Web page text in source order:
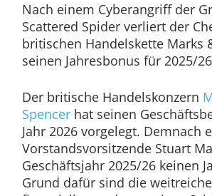
Nach einem Cyberangriff der
Scattered Spider verliert der
britischen Handelskette Marks
seinen Jahresbonus für 2025/
Der britische Handelskonzern
Spencerhat seinen
Jahr 2026 vorgelegt. Demnach
Vorstandsvorsitzende Stuart
Geschäftsjahr 2025/26 keinen
Grund dafür sind die